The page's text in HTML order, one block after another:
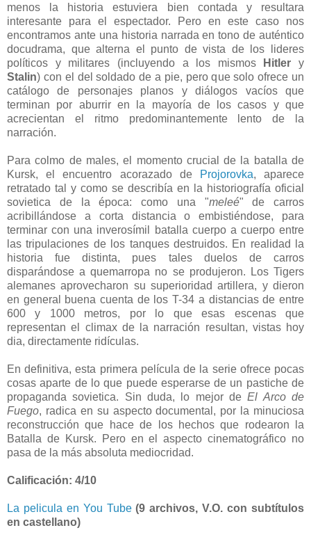
menos la historia estuviera bien contada y resultara
interesante para el espectador. Pero en este caso nos
encontramos ante una historia narrada en tono de auténtico
docudrama, que alterna el punto de vista de los lideres
políticos y militares (incluyendo a los mismos
Hitler y
Stalin) con el del soldado de a pie, pero que solo ofrece un
catálogo de personajes planos y diálogos vacíos que
terminan por aburrir en la mayoría de los casos y que
acrecientan el ritmo predominantemente lento de la
narración.
Para colmo de males, el momento crucial de la batalla de
Kursk, el encuentro acorazado de
Projorovka, aparece
retratado tal y como se describía en la historiografía oficial
sovietica de la época: como una "meleé" de carros
acribillándose a corta distancia o embistiéndose, para
terminar con una inverosímil batalla cuerpo a cuerpo entre
las tripulaciones de los tanques destruidos. En realidad la
historia fue distinta, pues tales duelos de carros
disparándose a quemarropa no se produjeron. Los Tigers
alemanes aprovecharon su superioridad artillera, y dieron
en general buena cuenta de los T-34 a distancias de entre
600 y 1000 metros, por lo que esas escenas que
representan el climax de la narración resultan, vistas hoy
dia, directamente ridículas.
En definitiva, esta primera película de la serie ofrece pocas
cosas aparte de lo que puede esperarse de un pastiche de
propaganda sovietica. Sin duda, lo mejor deEl Arco de
Fuego, radica en su aspecto documental, por la minuciosa
reconstrucción que hace de los hechos que rodearon la
Batalla de Kursk. Pero en el aspecto cinematográfico no
pasa de la más absoluta mediocridad.
Calificación: 4/10
La pelicula en You Tube(9 archivos, V.O. con subtítulos
en castellano)